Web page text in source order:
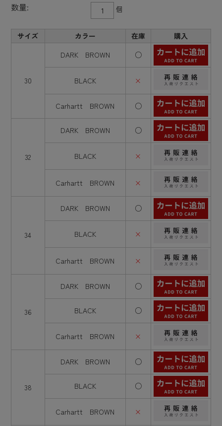
数量: 個
サイズ カラー 在庫 購入
30
DARK BROWN ○
BLACK ×
Carhartt BROWN ○
32
DARK BROWN ○
BLACK ×
Carhartt BROWN ×
34
DARK BROWN ○
BLACK ×
Carhartt BROWN ×
36
DARK BROWN ○
BLACK ○
Carhartt BROWN ×
38
DARK BROWN ○
BLACK ○
Carhartt BROWN ×